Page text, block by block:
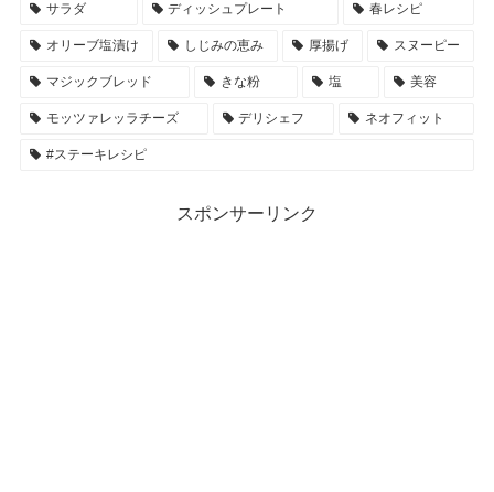
サラダ ディッシュプレート 春レシピ
オリーブ塩漬け しじみの恵み 厚揚げ スヌーピー
マジックブレッド きな粉 塩 美容
モッツァレッラチーズ デリシェフ ネオフィット
#ステーキレシピ
スポンサーリンク